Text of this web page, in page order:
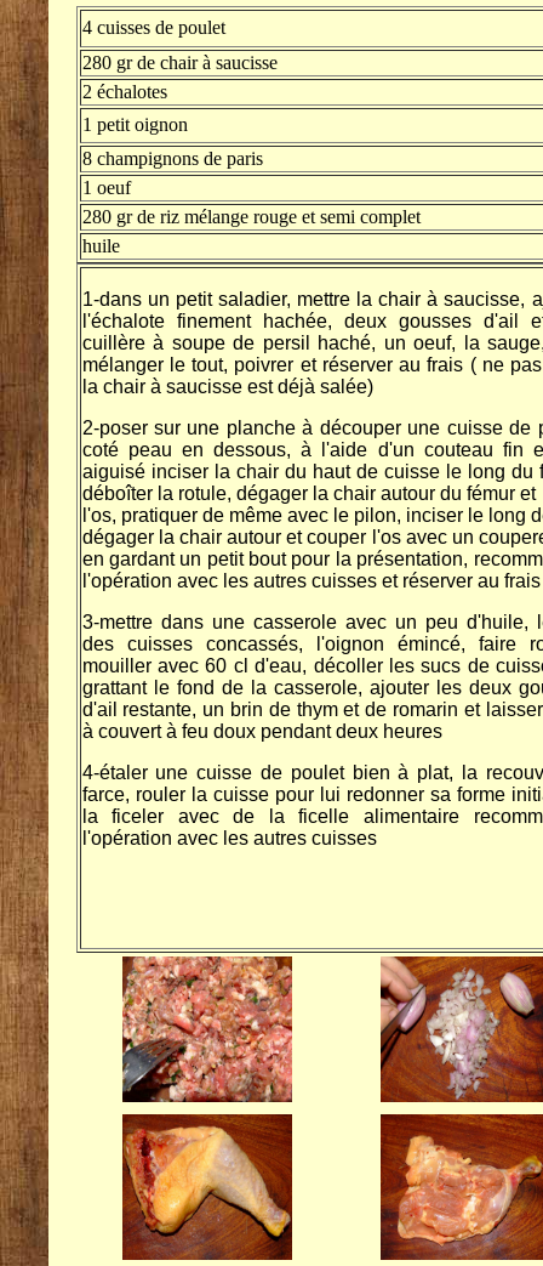
4 cuisses de poulet
280 gr de chair à saucisse
2 échalotes
1 petit oignon
8 champignons de paris
1 oeuf
280 gr de riz mélange rouge et semi complet
huile
1-dans un petit saladier, mettre la chair à saucisse,
l'échalote finement hachée, deux gousses d'ail
cuillère à soupe de persil haché, un oeuf, la
mélanger le tout, poivrer et réserver au frais ( ne
la chair à saucisse est déjà salée)
2-poser sur une planche à découper une cuisse de
coté peau en dessous, à l'aide d'un couteau fin
aiguisé inciser la chair du haut de cuisse le long du
déboîter la rotule, dégager la chair autour du fémur et
l'os, pratiquer de même avec le pilon, inciser le long
dégager la chair autour et couper l'os avec un
en gardant un petit bout pour la présentation,
l'opération avec les autres cuisses et réserver au frais
3-mettre dans une casserole avec un peu d'huile,
des cuisses concassés, l'oignon émincé, faire
mouiller avec 60 cl d'eau, décoller les sucs de
grattant le fond de la casserole, ajouter les deux
d'ail restante, un brin de thym et de romarin et
à couvert à feu doux pendant deux heures
4-étaler une cuisse de poulet bien à plat, la
farce, rouler la cuisse pour lui redonner sa forme
la ficeler avec de la ficelle alimentaire
l'opération avec les autres cuisses